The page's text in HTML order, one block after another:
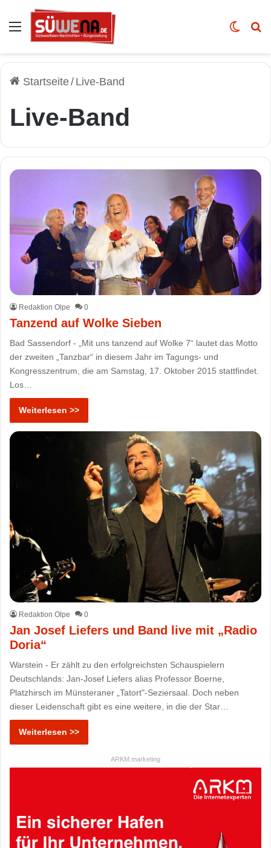
Auswahl Skin
Startseite/ Live-Band
Live-Band
Redaktion Olpe 0
Tanzend auf Wolke Sieben
Bad Sassendorf - „Mit uns tanzend auf Wolke 7“ lautet das Motto
der zweiten „Tanzbar“ in diesem Jahr im Tagungs- und
Kongresszentrum, die am Samstag, 17. Oktober 2015 stattfindet.
Los…
Weiterlesen >>
Redaktion Olpe 0
Jan Josef Liefers und Band live mit „Radio
Doria“
Warstein - Er zählt zu den erfolgreichsten Schauspielern
Deutschlands: Jan-Josef Liefers alias Professor Boerne,
Platzhirsch im Münsteraner „Tatort"-Seziersaal. Doch neben
dieser Leidenschaft gibt es eine weitere, in die der Star…
Weiterlesen >>
ARKM.marketing